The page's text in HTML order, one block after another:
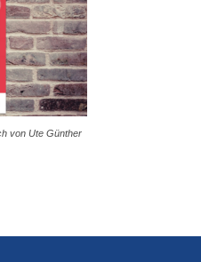
von Ute Günther